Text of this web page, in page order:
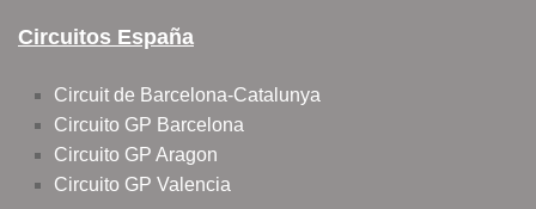
Circuitos España
Circuit de Barcelona-Catalunya
Circuito GP Barcelona
Circuito GP Aragon
Circuito GP Valencia